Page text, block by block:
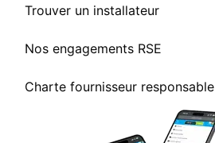
Trouver un installateur
Nos engagements RSE
Charte fournisseur responsable